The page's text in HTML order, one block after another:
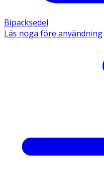
Bipacksedel
Läs noga före användning